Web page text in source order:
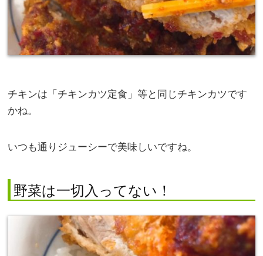
チキンは「チキンカツ定食」等と同じチキンカツです
かね。
いつも通りジューシーで美味しいですね。
野菜は一切入ってない！